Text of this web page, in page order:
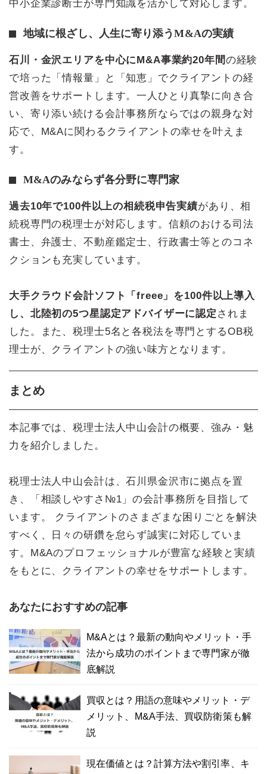
中小企業診断士が専門知識を活かして対応します。
地域に根ざし、人生に寄り添うM&Aの実績
石川・金沢エリアを中心にM&A事業約20年間の経験
で培った「情報量」と「知恵」でクライアントの経
営改善をサポートします。一人ひとり真摯に向き合
い、寄り添い続ける会計事務所ならではの親身な対
応で、M&Aに関わるクライアントの幸せを叶えま
す。
M&Aのみならず各分野に専門家
過去10年で100件以上の相続税申告実績があり、相
続税専門の税理士が対応します。信頼のおける司法
書士、弁護士、不動産鑑定士、行政書士等とのコネ
クションも充実しています。
大手クラウド会計ソフト「freee」を100件以上導入
し、北陸初の5つ星認定アドバイザーに認定 されま
した。また、税理士5名と各税法を専門とするOB税
理士が、クライアントの強い味方となります。
まとめ
本記事では、税理士法人中山会計の概要、強み・魅
力を紹介しました。
税理士法人中山会計は、石川県金沢市に拠点を置
き、「相談しやすさ№1」の会計事務所を目指して
います。 クライアントのさまざまな困りごとを解決
すべく、日々の研鑽を怠らず誠実に対応していま
す。M&Aのプロフェッショナルが豊富な経験と実績
をもとに、クライアントの幸せをサポートします。
あなたにおすすめの記事
M&Aとは？最新の動向やメリット・手
法から成功のポイントまで専門家が徹
底解説
買収とは？用語の意味やメリット・デ
メリット、M&A手法、買収防衛策も解
説
現在価値とは？計算方法や割引率、キ